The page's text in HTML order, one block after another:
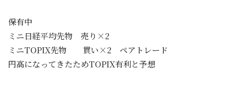
保有中
ミニ日経平均先物 売り×2
ミニTOPIX先物 買い×2 ペアトレード
円高になってきたためTOPIX有利と予想